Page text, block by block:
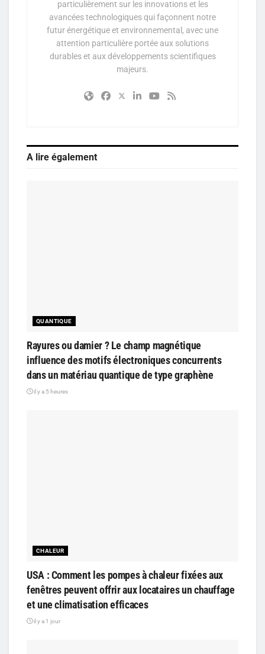
particulièrement sur les innovations et les
avancées technologiques qui façonnent notre
futur énergétique et environnemental, avec une
attention particulière portée aux solutions
durables et aux développements scientifiques
majeurs.
A lire également
QUANTIQUE
Rayures ou damier ? Le champ magnétique
influence des motifs électroniques concurrents
dans un matériau quantique de type graphène
il y a 5 heures
CHALEUR
USA : Comment les pompes à chaleur fixées aux
fenêtres peuvent offrir aux locataires un chauffage
et une climatisation efficaces
il y a 1 jour